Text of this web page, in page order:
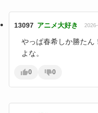
13097 アニメ大好き
やっぱ春希しか勝たん
よな。
0 0